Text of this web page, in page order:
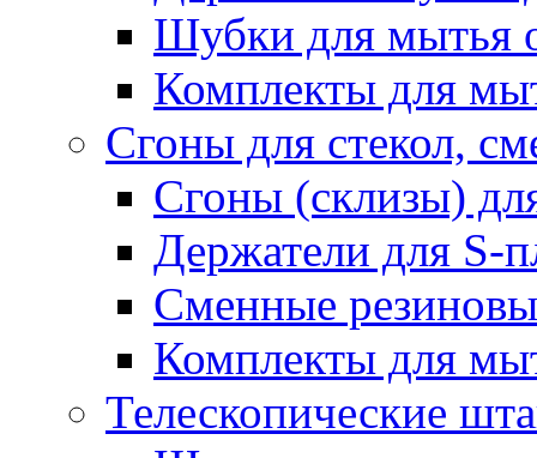
Шубки для мытья
Комплекты для
Сгоны для стекол,
Сгоны (склизы)
Держатели для S-
Сменные
Комплекты для
Телескопические